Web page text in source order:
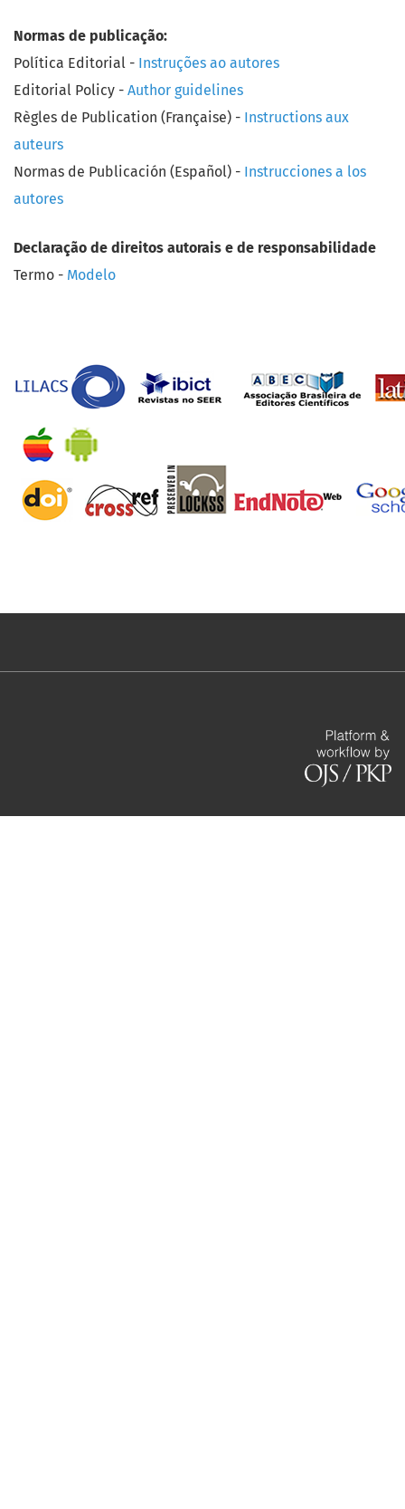
Normas de publicação:
Política Editorial - Instruções ao autores
Editorial Policy - Author guidelines
Règles de Publication (Française) - Instructions aux
auteurs
Normas de Publicación (Español) - Instrucciones a los
autores
Declaração de direitos autorais e de responsabilidade
Termo - Modelo